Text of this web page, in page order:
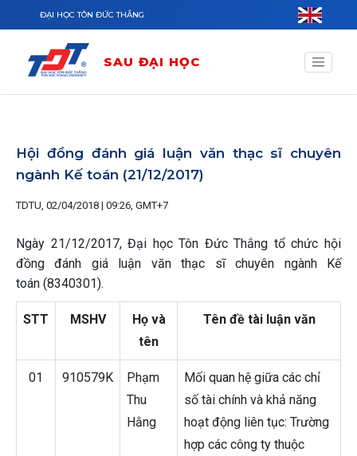
Nhảy đến nội dung
ĐẠI HỌC TÔN ĐỨC THẮNG
SAU ĐẠI HỌC
Hội đồng đánh giá luận văn thạc sĩ chuyên
ngành Kế toán (21/12/2017)
TDTU, 02/04/2018 | 09:26, GMT+7
Ngày 21/12/2017, Đại học Tôn Đức Thắng tổ chức hội
đồng đánh giá luận văn thạc sĩ chuyên ngành Kế
toán (8340301).
STT MSHV
Họ và
tên
Tên đề tài luận văn
01 910579K
Phạm
Thu
Hằng
Mối quan hệ giữa các chỉ
số tài chính và khả năng
hoạt động liên tục: Trường
hợp các công ty thuộc